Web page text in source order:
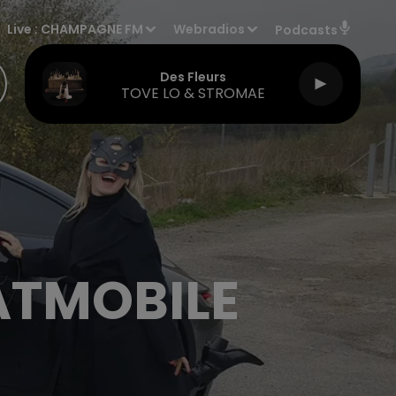
Live :CHAMPAGNE FM Webradios Podcasts
Des Fleurs
TOVE LO & STROMAE